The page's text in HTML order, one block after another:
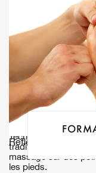
Réflexologies
Technique manuelle
tradition, faisant appel
massage sur des
les pieds.